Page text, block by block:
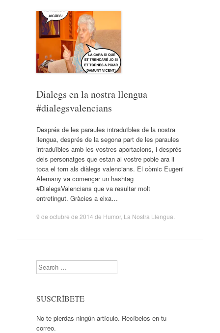
Dialegs en la nostra llengua
#dialegsvalencians
Després de les paraules intraduïbles de la nostra
llengua, després de la segona part de les paraules
intraduïbles amb les vostres aportacions, i després
dels personatges que estan al vostre poble ara li
toca el torn als diàlegs valencians. El còmic Eugeni
Alemany va començar un hashtag
#DialegsValencians que va resultar molt
entretingut. Gràcies a eixa…
9 de octubre de 2014 de Humor, La Nostra Llengua
Search
SUSCRÍBETE
No te pierdas ningún artículo. Recíbelos en tu
correo.